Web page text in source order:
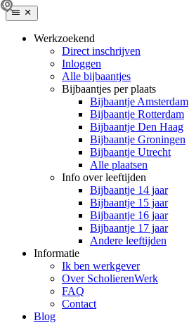
Werkzoekend
Direct inschrijven
Inloggen
Alle bijbaantjes
Bijbaantjes per plaats
Bijbaantje Amsterdam
Bijbaantje Rotterdam
Bijbaantje Den Haag
Bijbaantje Groningen
Bijbaantje Utrecht
Alle plaatsen
Info over leeftijden
Bijbaantje 14 jaar
Bijbaantje 15 jaar
Bijbaantje 16 jaar
Bijbaantje 17 jaar
Andere leeftijden
Informatie
Ik ben werkgever
Over ScholierenWerk
FAQ
Contact
Blog